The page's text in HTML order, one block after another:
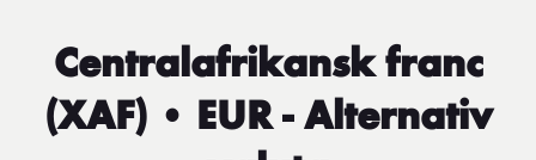
Centralafrikansk franc
(XAF) • EUR - Alternativ